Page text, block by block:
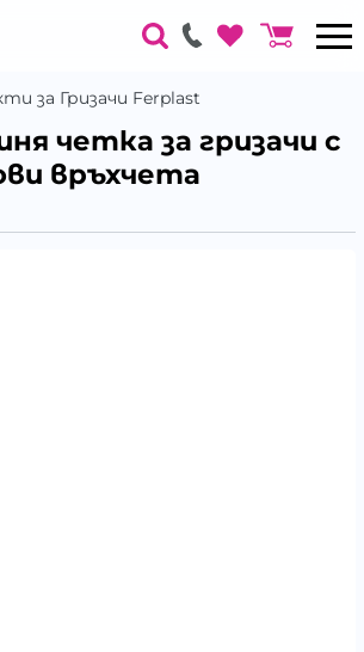
за Гризачи Ferplast
четка за гризачи с
връхчета